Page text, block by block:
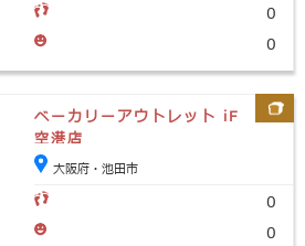
0
0
ベーカリーアウトレット iF
空港店
大阪府・池田市
0
0